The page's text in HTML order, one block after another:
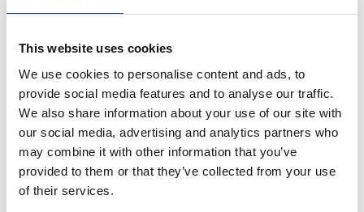
This website uses cookies
We use cookies to personalise content and ads, to
provide social media features and to analyse our traffic.
We also share information about your use of our site with
our social media, advertising and analytics partners who
may combine it with other information that you’ve
provided to them or that they’ve collected from your use
of their services.